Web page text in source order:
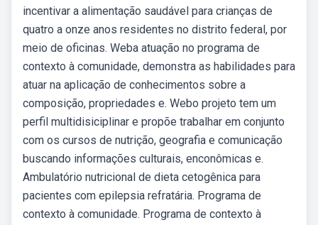
incentivar a alimentação saudável para crianças de
quatro a onze anos residentes no distrito federal, por
meio de oficinas. Weba atuação no programa de
contexto à comunidade, demonstra as habilidades para
atuar na aplicação de conhecimentos sobre a
composição, propriedades e. Webo projeto tem um
perfil multidisiciplinar e propõe trabalhar em conjunto
com os cursos de nutrição, geografia e comunicação
buscando informações culturais, enconômicas e.
Ambulatório nutricional de dieta cetogênica para
pacientes com epilepsia refratária. Programa de
contexto à comunidade. Programa de contexto à